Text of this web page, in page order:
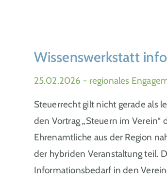
Wissenswerkstatt
25.02.2026 - regionales
Steuerrecht gilt nicht gerade als
den Vortrag „Steuern im
Ehrenamtliche aus der Region
der hybriden Veranstaltung teil.
Informationsbedarf in den